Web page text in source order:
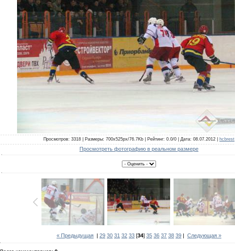
Просмотров: 3318 | Размеры: 700x525px/76.7Kb | Рейтинг: 0.0/0 | Дата: 08.07.2012 | hcbrest
Просмотреть фотографию в реальном размере
« Предыдущая | 29 30 31 32 33 [34] 35 36 37 38 39 | Следующая »